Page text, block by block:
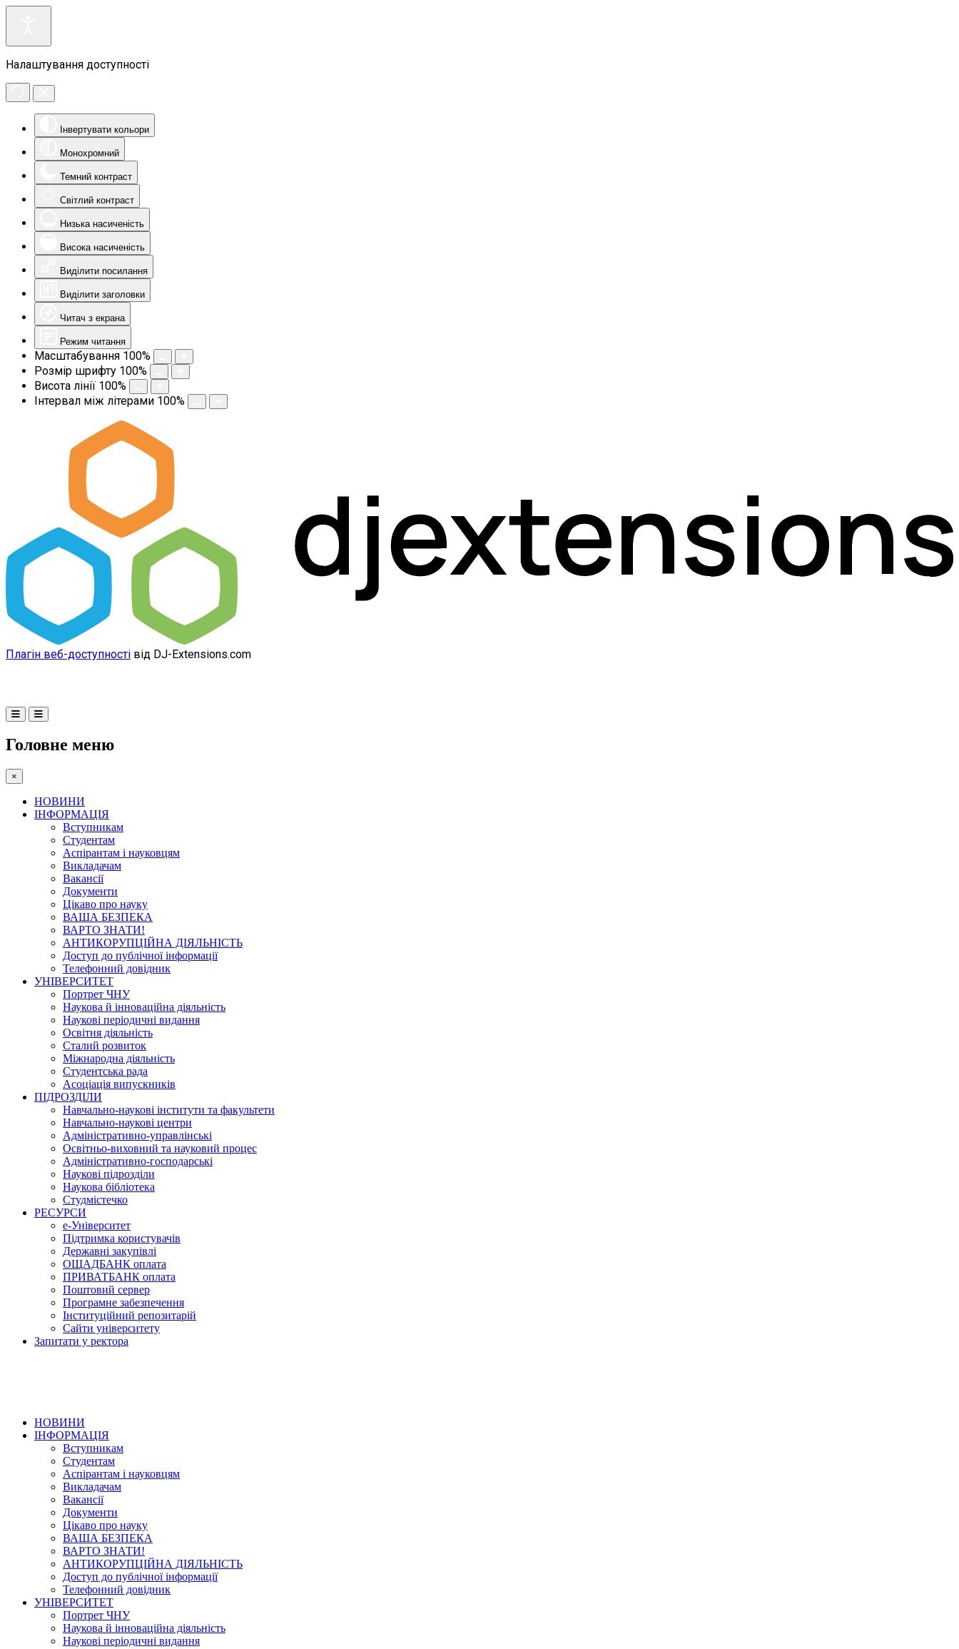
Налаштування доступності
Інвертувати кольори
Монохромний
Темний контраст
Світлий контраст
Низька насиченість
Висока насиченість
Виділити посилання
Виділити заголовки
Читач з екрана
Режим читання
Масштабування 100%
Розмір шрифту 100%
Висота лінії 100%
Інтервал між літерами 100%
Плагін веб-доступності від DJ-Extensions.com
Головне меню
×
НОВИНИ
ІНФОРМАЦІЯ
Вступникам
Студентам
Аспірантам і науковцям
Викладачам
Вакансії
Документи
Цікаво про науку
ВАША БЕЗПЕКА
ВАРТО ЗНАТИ!
АНТИКОРУПЦІЙНА ДІЯЛЬНІСТЬ
Доступ до публічної інформації
Телефонний довідник
УНІВЕРСИТЕТ
Портрет ЧНУ
Наукова й інноваційна діяльність
Наукові періодичні видання
Освітня діяльність
Сталий розвиток
Міжнародна діяльність
Студентська рада
Асоціація випускників
ПІДРОЗДІЛИ
Навчально-наукові інститути та факультети
Навчально-наукові центри
Адміністративно-управлінські
Освітньо-виховний та науковий процес
Адміністративно-господарські
Наукові підрозділи
Наукова бібліотека
Студмістечко
РЕСУРСИ
е-Університет
Підтримка користувачів
Державні закупівлі
ОЩАДБАНК оплата
ПРИВАТБАНК оплата
Поштовий сервер
Програмне забезпечення
Інституційний репозитарій
Сайти університету
Запитати у ректора
НОВИНИ
ІНФОРМАЦІЯ
Вступникам
Студентам
Аспірантам і науковцям
Викладачам
Вакансії
Документи
Цікаво про науку
ВАША БЕЗПЕКА
ВАРТО ЗНАТИ!
АНТИКОРУПЦІЙНА ДІЯЛЬНІСТЬ
Доступ до публічної інформації
Телефонний довідник
УНІВЕРСИТЕТ
Портрет ЧНУ
Наукова й інноваційна діяльність
Наукові періодичні видання